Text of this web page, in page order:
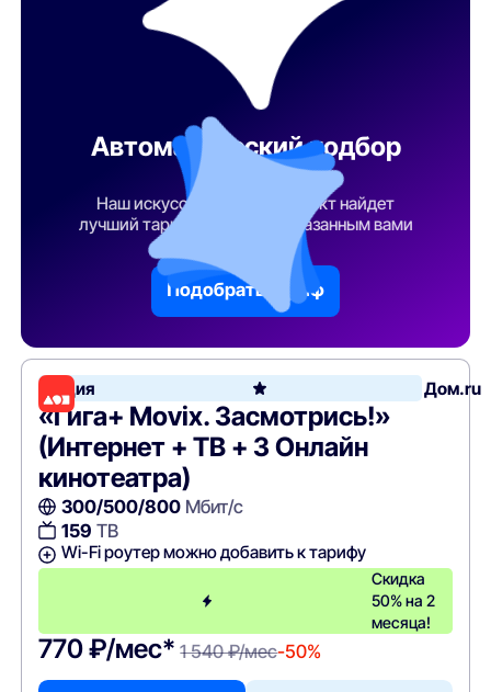
Автоматический подбор
тарифа
Наш искусственный интеллект найдет
лучший тарифный план по указанным вами
Подобрать тариф
Акция Дом.ru
«Гига+ Movix. Засмотрись!»
(Интернет + ТВ + 3 Онлайн
кинотеатра)
300/500/800Мбит/с
159 ТВ
Wi-Fi роутер можно добавить к тарифу
Скидка
50% на 2
месяца!
770 ₽/мес* 1 540 ₽/мес-50%